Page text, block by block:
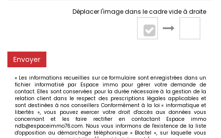
Déplacer l'image dans le cadre vide à droite
Envoyer
« Les informations recueillies sur ce formulaire sont enregistrées dans un
fichier informatisé par Espace immo pour gérer votre demande de
contact. Elles sont conservées pour la durée nécessaire à la gestion de la
relation client dans le respect des prescriptions légales applicables et
sont destinées à nos conseillers Conformément à la loi « informatique et
libertés », vous pouvez exercer votre droit d'accès aux données vous
concernant et les faire rectifier en contactant Espace immo
ndb@espaceimmo76.com. Nous vous informons de l'existence de la liste
d'opposition au démarchage téléphonique « Bloctel », sur laquelle vous